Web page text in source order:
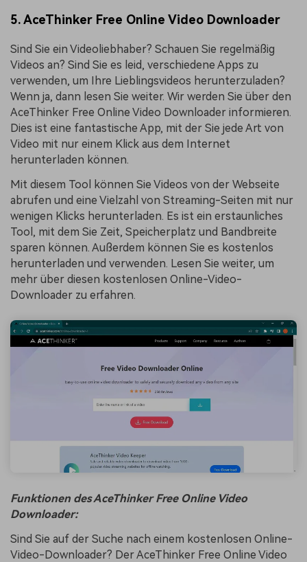
5. AceThinker Free Online Video Downloader
Sind Sie ein Videoliebhaber? Schauen Sie regelmäßig
Videos an? Sind Sie es leid, verschiedene Apps zu
verwenden, um Ihre Lieblingsvideos herunterzuladen?
Wenn ja, dann lesen Sie weiter. Wir werden Sie über den
AceThinker Free Online Video Downloader informieren.
Dies ist eine fantastische App, mit der Sie jede Art von
Video mit nur einem Klick aus dem Internet
herunterladen können.
Mit diesem Tool können Sie Videos von der Webseite
abrufen und eine Vielzahl von Streaming-Seiten mit nur
wenigen Klicks herunterladen. Es ist ein erstaunliches
Tool, mit dem Sie Zeit, Speicherplatz und Bandbreite
sparen können. Außerdem können Sie es kostenlos
herunterladen und verwenden. Lesen Sie weiter, um
mehr über diesen kostenlosen Online-Video-
Downloader zu erfahren.
Funktionen des AceThinker Free Online Video
Downloader:
Sind Sie auf der Suche nach einem kostenlosen Online-
Video-Downloader? Der AceThinker Free Online Video